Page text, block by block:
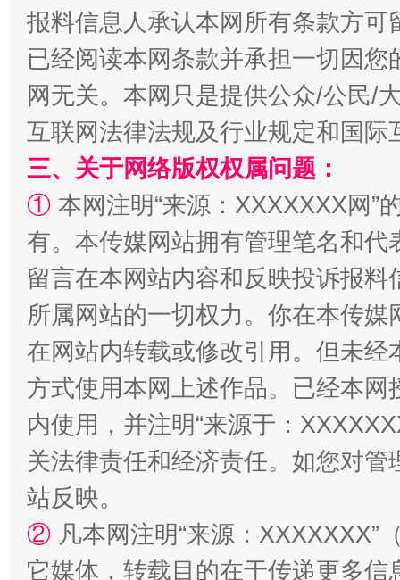
在谋一域中谋全局
习近平的博鳌关键词
魏明亮
“刷贴”乱象丛生
生
报料信息人承认本网所有条款方
已经阅读本网条款并承担一切因
网无关。本网只是提供公众/公民/
互联网法律法规及行业规定和国
三、关于网络版权权属问题：
① 本网注明“来源：XXXXXXX网”
有。本传媒网站拥有管理笔名和
留言在本网站内容和反映投诉报
所属网站的一切权力。你在本传
在网站内转载或修改引用。但未
方式使用本网上述作品。已经本
内使用，并注明“来源于：
关法律责任和经济责任。如您对
站反映。
② 凡本网注明“来源：
它媒体，转载目的在于传递更多